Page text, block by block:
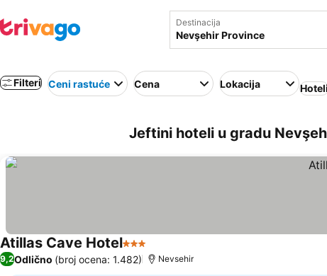
Destinacija
Filteri Ceni rastuće Cena Lokacija
Jeftini hoteli u gradu
Atillas Cave Hotel3 Zvezdice
9,2Odlično (broj ocena: 1.482) Nevsehir